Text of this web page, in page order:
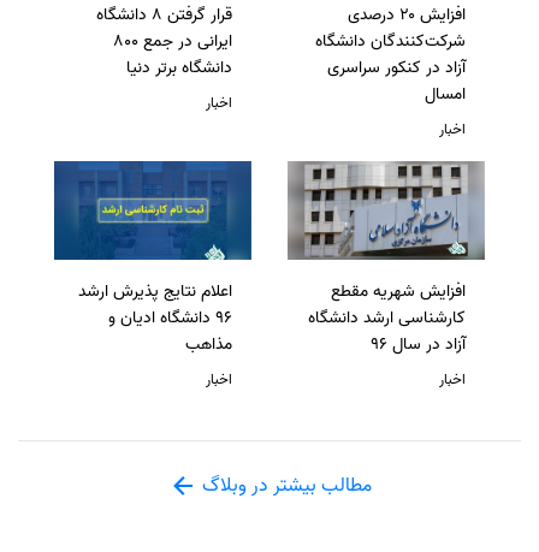
افزایش ۲۰ درصدی
شرکت‌کنندگان دانشگاه
آزاد در کنکور سراسری
امسال
اخبار
قرار گرفتن 8 دانشگاه
ایرانی در جمع 800
دانشگاه برتر دنیا
اخبار
افزایش شهریه مقطع
کارشناسی ارشد دانشگاه
آزاد در سال 96
اخبار
اعلام نتایج پذیرش ارشد
96 دانشگاه ادیان و
مذاهب
اخبار
مطالب بیشتر در وبلاگ